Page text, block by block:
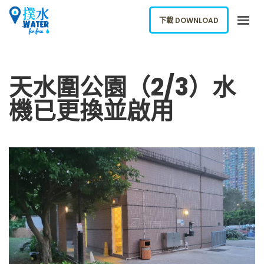
下載應用
網誌
報告新飲水機
ENGLISH
下載 DOWNLOAD
天水圍公園（2/3）水
機已更換並啟用
下載 DOWNLOAD